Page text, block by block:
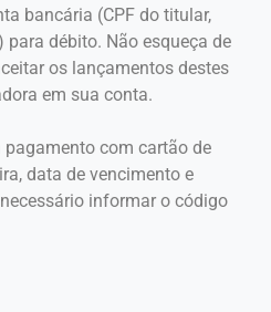
bancária (CPF do titular,
para débito. Não esqueça de
os lançamentos destes
em sua conta.
com cartão de
data de vencimento e
informar o código